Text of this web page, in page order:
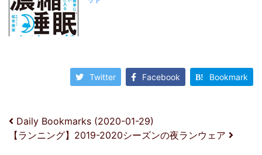
Twitter Facebook Bookmark
投稿ナビゲーション
Daily Bookmarks (2020-01-29)
【ランニング】2019-2020シーズンの夜ランウェア